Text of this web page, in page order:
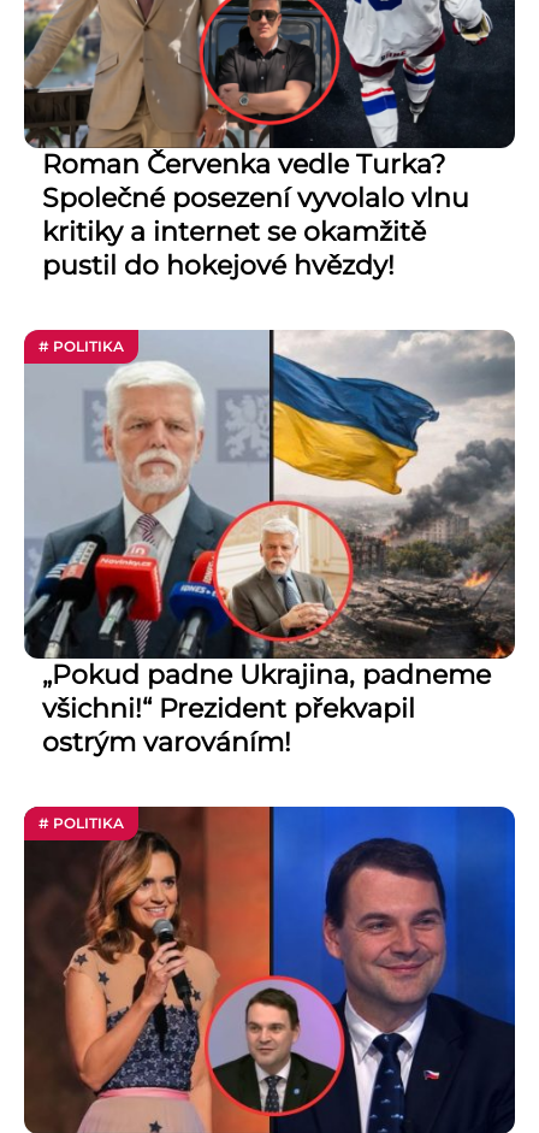
Roman Červenka vedle Turka?
Společné posezení vyvolalo vlnu
kritiky a internet se okamžitě
pustil do hokejové hvězdy!
# POLITIKA
„Pokud padne Ukrajina, padneme
všichni!“ Prezident překvapil
ostrým varováním!
# POLITIKA